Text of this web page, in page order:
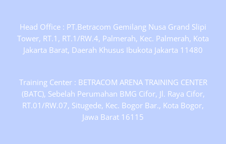
Head Office : PT.Betracom Gemilang Nusa Grand Slipi
Tower, RT.1, RT.1/RW.4, Palmerah, Kec. Palmerah, Kota
Jakarta Barat, Daerah Khusus Ibukota Jakarta 11480
Training Center : BETRACOM ARENA TRAINING CENTER
(BATC), Sebelah Perumahan BMG Cifor, Jl. Raya Cifor,
RT.01/RW.07, Situgede, Kec. Bogor Bar., Kota Bogor,
Jawa Barat 16115